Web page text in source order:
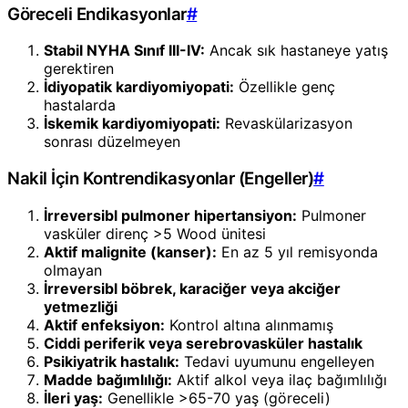
Göreceli Endikasyonlar#
Stabil NYHA Sınıf III-IV: Ancak sık hastaneye yatış
gerektiren
İdiyopatik kardiyomiyopati: Özellikle genç
hastalarda
İskemik kardiyomiyopati: Revaskülarizasyon
sonrası düzelmeyen
Nakil İçin Kontrendikasyonlar (Engeller)#
İrreversibl pulmoner hipertansiyon: Pulmoner
vasküler direnç >5 Wood ünitesi
Aktif malignite (kanser): En az 5 yıl remisyonda
olmayan
İrreversibl böbrek, karaciğer veya akciğer
yetmezliği
Aktif enfeksiyon: Kontrol altına alınmamış
Ciddi periferik veya serebrovasküler hastalık
Psikiyatrik hastalık: Tedavi uyumunu engelleyen
Madde bağımlılığı: Aktif alkol veya ilaç bağımlılığı
İleri yaş: Genellikle >65-70 yaş (göreceli)